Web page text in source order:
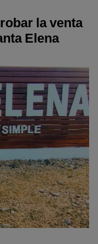
la venta
Elena